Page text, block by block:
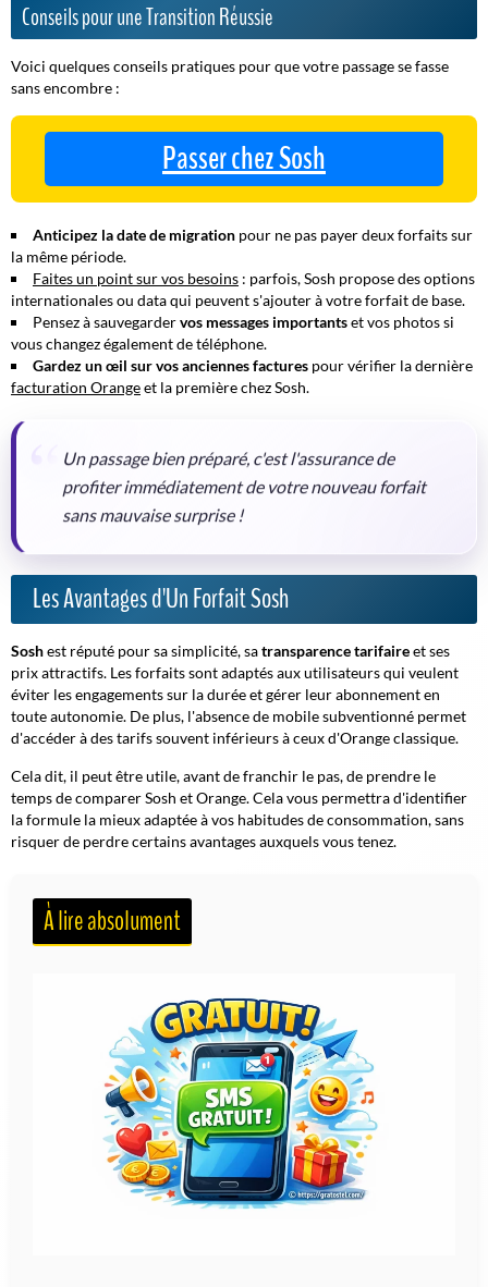
Conseils pour une Transition Réussie
Voici quelques conseils pratiques pour que votre passage se fasse
sans encombre :
Passer chez Sosh
Anticipez la date de migration pour ne pas payer deux forfaits sur
la même période.
Faites un point sur vos besoins : parfois, Sosh propose des options
internationales ou data qui peuvent s'ajouter à votre forfait de base.
Pensez à sauvegardervos messages importantset vos photos si
vous changez également de téléphone.
Gardez un œil sur vos anciennes factures pour vérifier la dernière
facturation Orangeet la première chez Sosh.
Un passage bien préparé, c'est l'assurance de
profiter immédiatement de votre nouveau forfait
sans mauvaise surprise !
Les Avantages d'Un Forfait Sosh
Soshest réputé pour sa simplicité, satransparence tarifaireet ses
prix attractifs. Les forfaits sont adaptés aux utilisateurs qui veulent
éviter les engagements sur la durée et gérer leur abonnement en
toute autonomie. De plus, l'absence de mobile subventionné permet
d'accéder à des tarifs souvent inférieurs à ceux d'Orange classique.
Cela dit, il peut être utile, avant de franchir le pas, de prendre le
temps de comparer Sosh et Orange. Cela vous permettra d'identifier
la formule la mieux adaptée à vos habitudes de consommation, sans
risquer de perdre certains avantages auxquels vous tenez.
À lire absolument